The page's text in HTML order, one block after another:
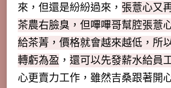
來，但還是紛紛過來， 張薏心又
茶農右臉臭，但嗶嗶哥幫腔張薏
給茶菁，價格就會越來越低，所
轉虧為盈 ， 還可以先發薪水給員
心更賣力工作，雖然吉桑跟著開